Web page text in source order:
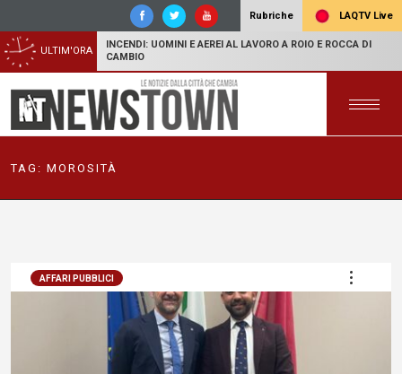
Rubriche LAQTV Live
ULTIM'ORA
INCENDI: UOMINI E AEREI AL LAVORO A ROIO E ROCCA DI
CAMBIO
TAG: MOROSITÀ
AFFARI PUBBLICI